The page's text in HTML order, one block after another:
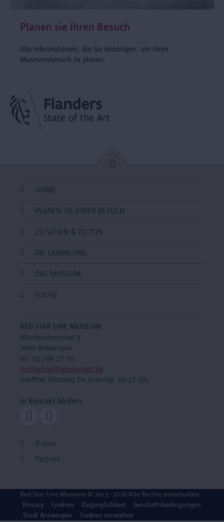
Planen sie Ihren Besuch
Alle Informationen, die Sie benötigen, um Ihren
Museumsbesuch zu planen.
HOME
PLANEN SIE IHREN BESUCH
ZU SEHEN & ZU TUN
DIE SAMMLUNG
DAS MUSEUM
SUCHE
RED STAR LINE MUSEUM
Montevideostraat 3
2000 Antwerpen
tel. 03 298 27 70
redstarline@antwerpen.be
Geöffnet Dienstag bis Sonntag: 10-17 Uhr.
In Kontakt bleiben
Presse
Partner
Red Star Line Museum © 2013 - 2026 Alle Rechte vorbehalten
Privacy
Cookies Zugänglichkeit
Geschäftsbedingungen
Stadt Antwerpen
Cookies verwalten